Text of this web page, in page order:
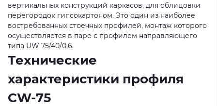
вертикальных конструкций каркасов, для облицовки
перегородок гипсокартоном. Это один из наиболее
востребованных стоечных профилей, монтаж которого
осуществляется в паре с профилем направляющего
типа UW 75/40/0,6.
Технические
характеристики профиля
CW-75